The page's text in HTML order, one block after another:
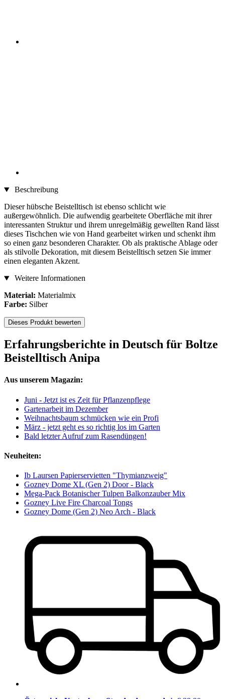
Beschreibung
Dieser hübsche Beistelltisch ist ebenso schlicht wie
außergewöhnlich. Die aufwendig gearbeitete Oberfläche mit ihrer
interessanten Struktur und ihrem unregelmäßig gewellten Rand lässt
dieses Tischchen wie von Hand gearbeitet wirken und schenkt ihm
so einen ganz besonderen Charakter. Ob als praktische Ablage oder
als stilvolle Dekoration, mit diesem Beistelltisch setzen Sie immer
einen eleganten Akzent.
Weitere Informationen
Material: Materialmix
Farbe: Silber
Dieses Produkt bewerten
Erfahrungsberichte in Deutsch für Boltze
Beistelltisch Anipa
Aus unserem Magazin:
Juni - Jetzt ist es Zeit für Pflanzenpflege
Gartenarbeit im Dezember
Weihnachtsbaum schmücken wie ein Profi
März - jetzt geht es so richtig los im Garten
Bald letzter Aufruf zum Rasendüngen!
Neuheiten:
Ib Laursen Papierservietten "Thymianzweig"
Gozney Dome XL (Gen 2) Door - Black
Mega-Pack Botanischer Tulpen Balkonzauber Mix
Gozney Live Fire Charcoal Tongs
Gozney Dome (Gen 2) Neo Arch - Black